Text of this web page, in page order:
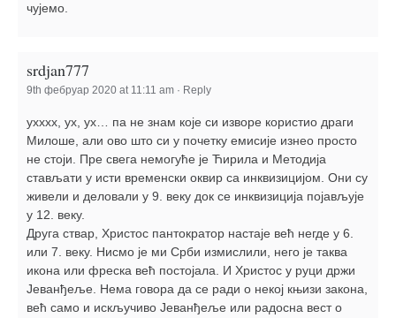
чујемо.
srdjan777
9th фебруар 2020 at 11:11 am · Reply
ухххх, ух, ух… па не знам које си изворе користио драги
Милоше, али ово што си у почетку емисије изнео просто
не стоји. Пре свега немогуће је Ћирила и Методија
стављати у исти временски оквир са инквизицијом. Они су
живели и деловали у 9. веку док се инквизиција појављује
у 12. веку.
Друга ствар, Христос пантократор настаје већ негде у 6.
или 7. веку. Нисмо је ми Срби измислили, него је таква
икона или фреска већ постојала. И Христос у руци држи
Јеванђеље. Нема говора да се ради о некој књизи закона,
већ само и искључиво Јеванђеље или радосна вест о